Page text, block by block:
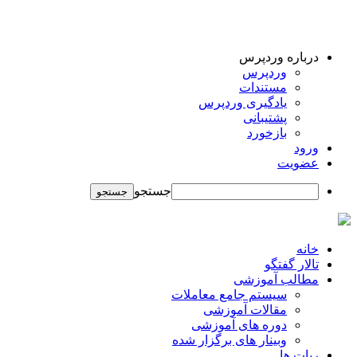
درباره وردپرس
وردپرس
مستندات
یادگیری وردپرس
پشتیبانی
بازخورد
ورود
عضویت
جستجو
خانه
تالار گفتگو
مطالب آموزشی
سیستم جامع معاملات
مقالات آموزشی
دوره های آموزشی
وبینار های برگزار شده